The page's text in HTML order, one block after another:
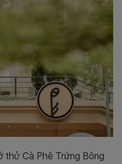
thử Cà Phê Trứng Bông